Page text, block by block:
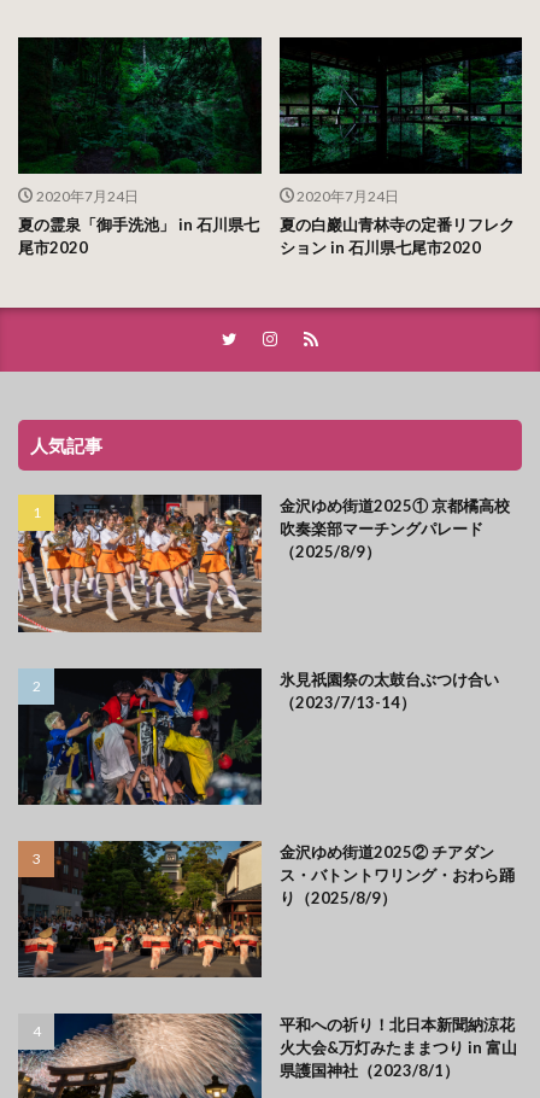
2020年7月24日
夏の霊泉「御手洗池」 in 石川県七
尾市2020
2020年7月24日
夏の白巖山青林寺の定番リフレク
ション in 石川県七尾市2020
人気記事
金沢ゆめ街道2025① 京都橘高校
吹奏楽部マーチングパレード
（2025/8/9）
氷見祇園祭の太鼓台ぶつけ合い
（2023/7/13-14）
金沢ゆめ街道2025② チアダン
ス・バトントワリング・おわら踊
り（2025/8/9）
平和への祈り！北日本新聞納涼花
火大会&万灯みたままつり in 富山
県護国神社（2023/8/1）